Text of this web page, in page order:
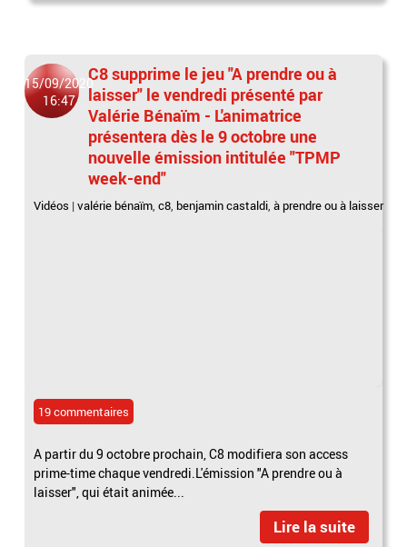
15/09/2020
16:47
C8 supprime le jeu "A prendre ou à
laisser" le vendredi présenté par
Valérie Bénaïm - L'animatrice
présentera dès le 9 octobre une
nouvelle émission intitulée "TPMP
week-end"
Vidéos |valérie bénaïm,c8, benjamin castaldi,à prendre ou à laisser
19 commentaires
A partir du 9 octobre prochain, C8 modifiera son access
prime-time chaque vendredi.L'émission "A prendre ou à
laisser", qui était animée...
Lire la suite